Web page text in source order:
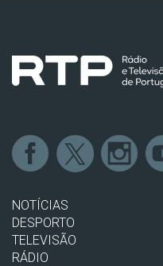
NOTÍCIAS
DESPORTO
TELEVISÃO
RÁDIO